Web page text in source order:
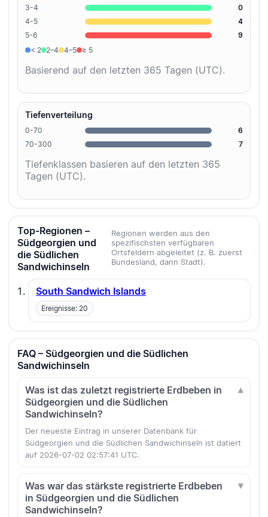
3-4
0
4-5
4
5-6
9
< 2
2–4 4–5 ≥ 5
Basierend auf den letzten 365 Tagen (UTC).
Tiefenverteilung
0-70
6
70-300
7
Tiefenklassen basieren auf den letzten 365
Tagen (UTC).
Top-Regionen –
Südgeorgien und
die Südlichen
Sandwichinseln
Regionen werden aus den
spezifischsten verfügbaren
Ortsfeldern abgeleitet (z. B. zuerst
Bundesland, dann Stadt).
South Sandwich Islands
Ereignisse: 20
FAQ – Südgeorgien und die Südlichen
Sandwichinseln
Was ist das zuletzt registrierte Erdbeben in
Südgeorgien und die Südlichen
Sandwichinseln?
Der neueste Eintrag in unserer Datenbank für
Südgeorgien und die Südlichen Sandwichinseln ist datiert
auf 2026-07-02 02:57:41 UTC.
Was war das stärkste registrierte Erdbeben
in Südgeorgien und die Südlichen
Sandwichinseln?